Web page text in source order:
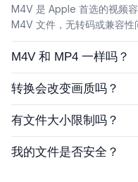
M4V 是 Apple 首选的视频
M4V 文件，无转码或兼容性
M4V 和 MP4 一样吗？
转换会改变画质吗？
有文件大小限制吗？
我的文件是否安全？